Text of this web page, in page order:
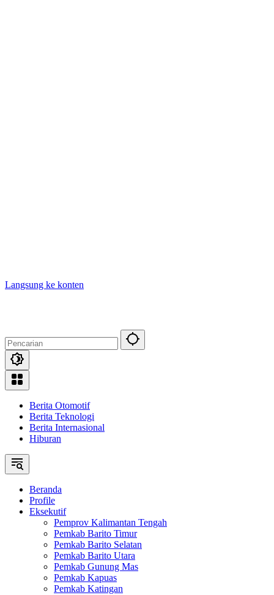
Langsung ke konten
Berita Otomotif
Berita Teknologi
Berita Internasional
Hiburan
Beranda
Profile
Eksekutif
Pemprov Kalimantan Tengah
Pemkab Barito Timur
Pemkab Barito Selatan
Pemkab Barito Utara
Pemkab Gunung Mas
Pemkab Kapuas
Pemkab Katingan